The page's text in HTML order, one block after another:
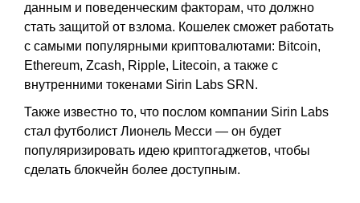
данным и поведенческим факторам, что должно
стать защитой от взлома. Кошелек сможет работать
с самыми популярными криптовалютами: Bitcoin,
Ethereum, Zcash, Ripple, Litecoin, а также с
внутренними токенами Sirin Labs SRN.
Также известно то, что послом компании Sirin Labs
стал футболист Лионель Месси — он будет
популяризировать идею криптогаджетов, чтобы
сделать блокчейн более доступным.